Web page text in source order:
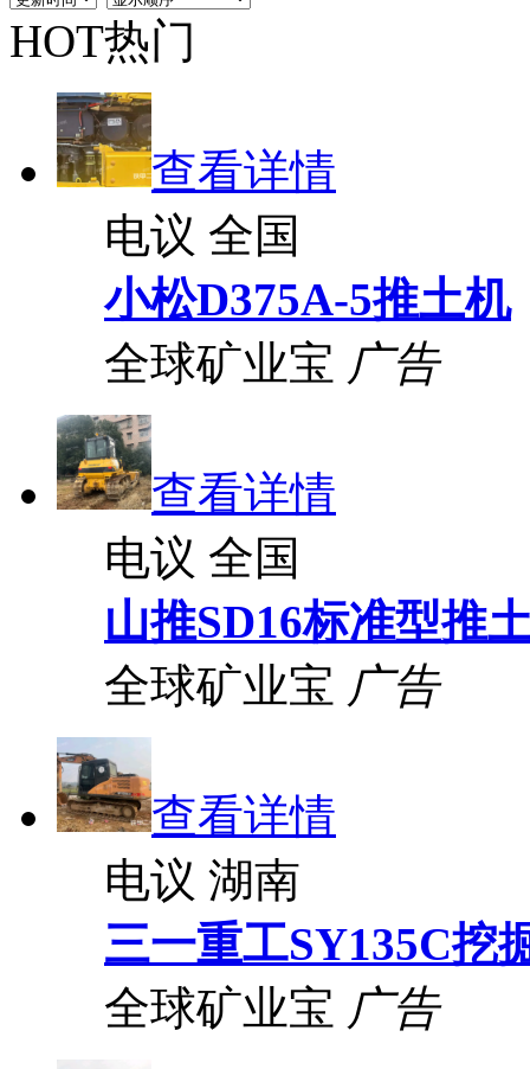
HOT热门
查看详情
电议 全国
小松D375A-5推土机
全球矿业宝 广告
查看详情
电议 全国
山推SD16标准型推
全球矿业宝 广告
查看详情
电议 湖南
三一重工SY135C挖
全球矿业宝 广告